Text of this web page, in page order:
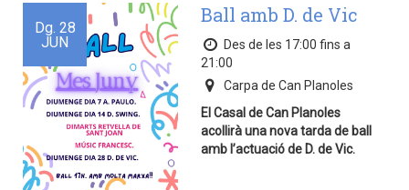
Dg. 28
JUN
Ball amb D. de Vic
Des de les 17:00 fins a
21:00
Carpa de Can Planoles
El Casal de Can Planoles
acollirà una nova tarda de ball
amb l’actuació de D. de Vic.